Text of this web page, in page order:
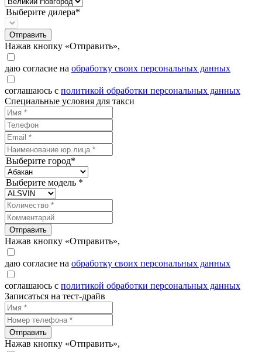
Выберите дилера*
Отправить
Нажав кнопку «Отправить»,
даю согласие на обработку своих персональных данных
соглашаюсь с политикой обработки персональных данных
Специальные условия для такси
Выберите город*
Выберите модель *
Отправить
Нажав кнопку «Отправить»,
даю согласие на обработку своих персональных данных
соглашаюсь с политикой обработки персональных данных
Записаться на тест-драйв
Отправить
Нажав кнопку «Отправить»,